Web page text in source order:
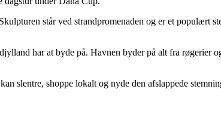
står ved strandpromenaden og er et populært
har at byde på. Havnen byder på alt fra røgerier
slentre, shoppe lokalt og nyde den afslappede